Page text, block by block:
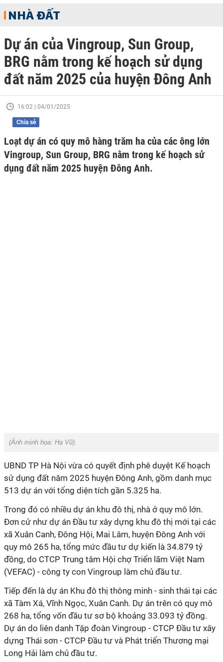
NHÀ ĐẤT
Dự án của Vingroup, Sun Group,
BRG nằm trong kế hoạch sử dụng
đất năm 2025 của huyện Đông Anh
16:02 | 04/01/2025
Chia sẻ
Loạt dự án có quy mô hàng trăm ha của các ông lớn
Vingroup, Sun Group, BRG nằm trong kế hoạch sử
dụng đất năm 2025 huyện Đông Anh.
(Ảnh minh họa: Hạ Vũ).
UBND TP Hà Nội vừa có quyết định phê duyệt Kế hoạch
sử dụng đất năm 2025 huyện Đông Anh, gồm danh mục
513 dự án với tổng diện tích gần 5.325 ha.
Trong đó có nhiều dự án khu đô thị, nhà ở quy mô lớn.
Đơn cử như dự án Đầu tư xây dựng khu đô thị mới tại các
xã Xuân Canh, Đông Hội, Mai Lâm, huyện Đông Anh với
quy mô 265 ha, tổng mức đầu tư dự kiến là 34.879 tỷ
đồng, do CTCP Trung tâm Hội chợ Triển lãm Việt Nam
(VEFAC) - công ty con Vingroup làm chủ đầu tư.
Tiếp đến là dự án Khu đô thị thông minh - sinh thái tại các
xã Tàm Xá, Vĩnh Ngọc, Xuân Canh. Dự án trên có quy mô
268 ha, tổng vốn đầu tư sơ bộ khoảng 33.093 tỷ đồng.
Dự án do liên danh Tập đoàn Vingroup - CTCP Đầu tư xây
dựng Thái sơn - CTCP Đầu tư và Phát triển Thương mại
Long Hải làm chủ đầu tư.